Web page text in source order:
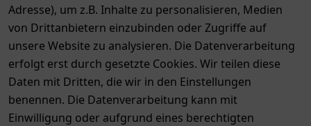
Adresse), um z.B. Inhalte zu personalisieren, Medien
von Drittanbietern einzubinden oder Zugriffe auf
unsere Website zu analysieren. Die Datenverarbeitung
erfolgt erst durch gesetzte Cookies. Wir teilen diese
Daten mit Dritten, die wir in den Einstellungen
benennen. Die Datenverarbeitung kann mit
Einwilligung oder aufgrund eines berechtigten
Auszeichnungen